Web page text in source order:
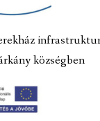
községben